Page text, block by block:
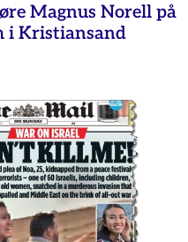
Magnus Norell på
i Kristiansand